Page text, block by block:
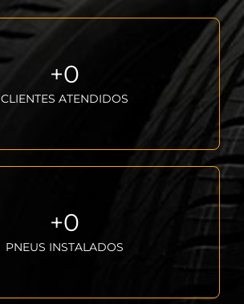
+0
CLIENTES ATENDIDOS
+0
PNEUS INSTALADOS